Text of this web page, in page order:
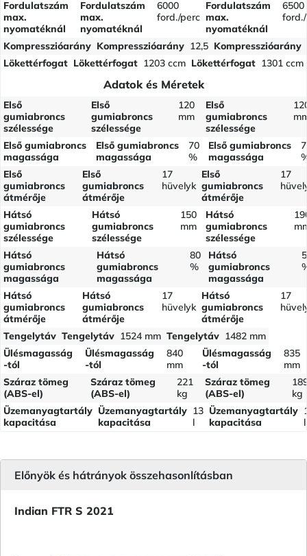
Fordulatszám
max.
nyomatéknál
Fordulatszám
max.
nyomatéknál
6000
ford./perc
Fordulatszám
max.
nyomatéknál
6500
Kompresszióarány Kompresszióarány 12,5 Kompresszióarány
Lökettérfogat Lökettérfogat 1203 ccm Lökettérfogat 1301 ccm
Adatok és Méretek
Első
gumiabroncs
szélessége
Első
gumiabroncs
szélessége
120
mm
Első
gumiabroncs
szélessége
Első gumiabroncs
magassága
Első gumiabroncs
magassága
70
%
Első gumiabroncs
magassága
Első
gumiabroncs
átmérője
Első
gumiabroncs
átmérője
17
hüvelyk
Első
gumiabroncs
átmérője
17
Hátsó
gumiabroncs
szélessége
Hátsó
gumiabroncs
szélessége
150
mm
Hátsó
gumiabroncs
szélessége
Hátsó
gumiabroncs
magassága
Hátsó
gumiabroncs
magassága
80
%
Hátsó
gumiabroncs
magassága
Hátsó
gumiabroncs
átmérője
Hátsó
gumiabroncs
átmérője
17
hüvelyk
Hátsó
gumiabroncs
átmérője
17
Tengelytáv Tengelytáv 1524 mm Tengelytáv 1482 mm
Ülésmagasság
-tól
Ülésmagasság
-tól
840
mm
Ülésmagasság
-tól
835
mm
Száraz tömeg
(ABS-el)
Száraz tömeg
(ABS-el)
221
kg
Száraz tömeg
(ABS-el)
kg
Üzemanyagtartály
kapacitása
Üzemanyagtartály
kapacitása
13
l
Üzemanyagtartály
kapacitása
l
Előnyök és hátrányok összehasonlításban
Indian FTR S 2021